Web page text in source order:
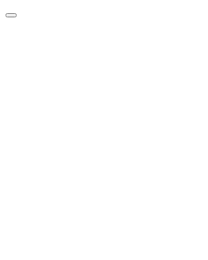
Menu